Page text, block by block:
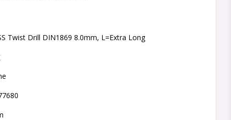
Twist Drill DIN1869 8.0mm, L=Extra Long